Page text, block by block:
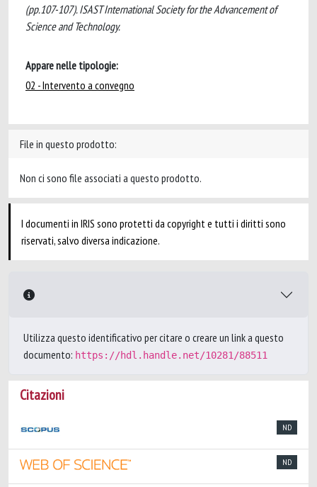
(pp.107-107). ISAST International Society for the Advancement of
Science and Technology.
Appare nelle tipologie:
02 - Intervento a convegno
File in questo prodotto:
Non ci sono file associati a questo prodotto.
I documenti in IRIS sono protetti da copyright e tutti i diritti sono
riservati, salvo diversa indicazione.
Utilizza questo identificativo per citare o creare un link a questo
documento: https://hdl.handle.net/10281/88511
Citazioni
ND
ND